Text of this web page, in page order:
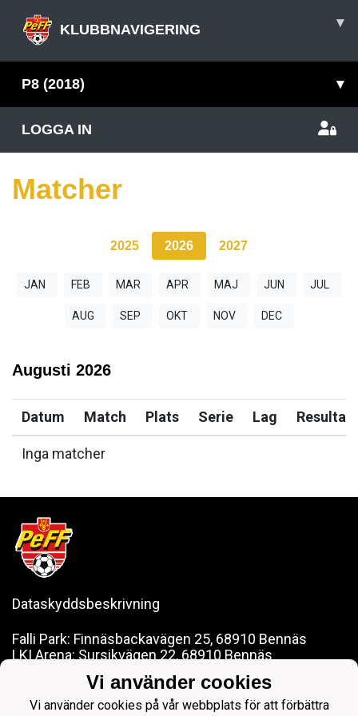
KLUBBNAVIGERING ▾
P8 (2018) ▾
LOGGA IN
Matcher
2025 2026 2027
JAN FEB MAR APR MAJ JUN JUL
AUG SEP OKT NOV DEC
Augusti 2026
Datum Match Plats Serie Lag Resultat
Inga matcher
Dataskyddsbeskrivning
Falli Park: Finnäsbackavägen 25, 68910 Bennäs
LKI Arena: Sursikvägen 22, 68910 Bennäs
pedersoreff@gmail.com
Vi använder cookies
Vi använder cookies på vår webbplats för att förbättra